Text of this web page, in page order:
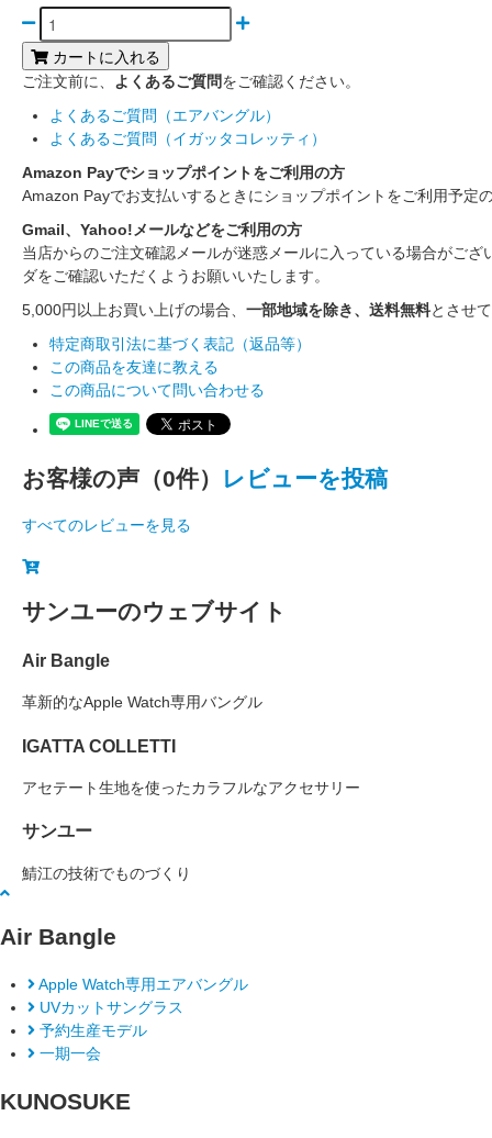
カートに入れる
ご注文前に、 よくあるご質問をご確認ください。
よくあるご質問（エアバングル）
よくあるご質問（イガッタコレッティ）
Amazon Payでショップポイントをご利用の方
Amazon Payでお支払いするときにショップポイントをご利用予定
Gmail、Yahoo!メールなどをご利用の方
当店からのご注文確認メールが迷惑メールに入っている場合がご
ダをご確認いただくようお願いいたします。
5,000円以上お買い上げの場合、 一部地域を除き、送料無料とさせ
特定商取引法に基づく表記（返品等）
この商品を友達に教える
この商品について問い合わせる
お客様の声（0件） レビューを投稿
すべてのレビューを見る
サンユーのウェブサイト
Air Bangle
革新的なApple Watch専用バングル
IGATTA COLLETTI
アセテート生地を使ったカラフルなアクセサリー
サンユー
鯖江の技術でものづくり
Air Bangle
Apple Watch専用エアバングル
UVカットサングラス
予約生産モデル
一期一会
KUNOSUKE